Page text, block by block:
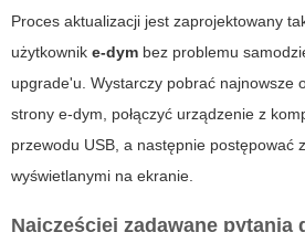
Proces aktualizacji jest zaprojektowany
użytkownik e-dym bez problemu
upgrade'u. Wystarczy pobrać najnowsze
strony e-dym, połączyć urządzenie z
przewodu USB, a następnie postępować
wyświetlanymi na ekranie.
Najczęściej zadawane pytania